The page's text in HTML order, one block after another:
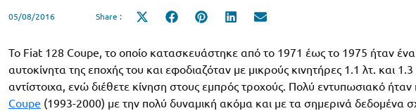
05/08/2016 Share :
Share
Share
Share
Share
Το Fiat 128 Coupe, το οποίο κατασκευάστηκε από το 1971 έως το 1975 ήταν
αυτοκίνητα της εποχής του και εφοδιαζόταν με μικρούς κινητήρες 1.1 λτ. και
αντίστοιχα, ενώ διέθετε κίνηση στους εμπρός τροχούς. Πολύ εντυπωσιακό
Coupe (1993-2000) με την πολύ δυναμική ακόμα και με τα σημερινά δεδομένα